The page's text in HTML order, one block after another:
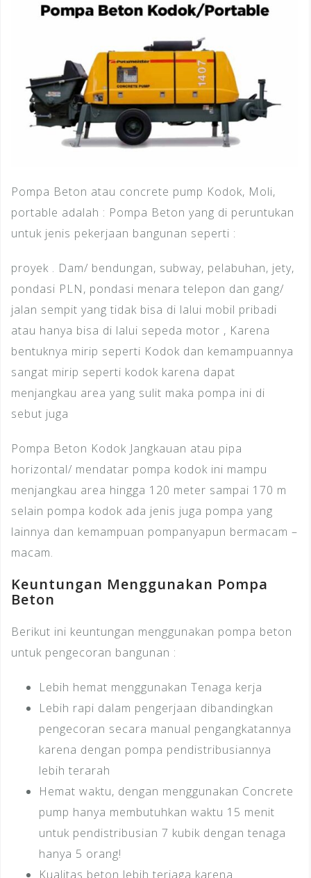
Pompa Beton atau concrete pump Kodok, Moli,
portable adalah : Pompa Beton yang di peruntukan
untuk jenis pekerjaan bangunan seperti :
proyek . Dam/ bendungan, subway, pelabuhan, jety,
pondasi PLN, pondasi menara telepon dan gang/
jalan sempit yang tidak bisa di lalui mobil pribadi
atau hanya bisa di lalui sepeda motor , Karena
bentuknya mirip seperti Kodok dan kemampuannya
sangat mirip seperti kodok karena dapat
menjangkau area yang sulit maka pompa ini di
sebut juga
Pompa Beton Kodok Jangkauan atau pipa
horizontal/ mendatar pompa kodok ini mampu
menjangkau area hingga 120 meter sampai 170 m
selain pompa kodok ada jenis juga pompa yang
lainnya dan kemampuan pompanyapun bermacam –
macam.
Keuntungan Menggunakan Pompa
Beton
Berikut ini keuntungan menggunakan pompa beton
untuk pengecoran bangunan :
Lebih hemat menggunakan Tenaga kerja
Lebih rapi dalam pengerjaan dibandingkan
pengecoran secara manual pengangkatannya
karena dengan pompa pendistribusiannya
lebih terarah
Hemat waktu, dengan menggunakan Concrete
pump hanya membutuhkan waktu 15 menit
untuk pendistribusian 7 kubik dengan tenaga
hanya 5 orang!
Kualitas beton lebih terjaga karena